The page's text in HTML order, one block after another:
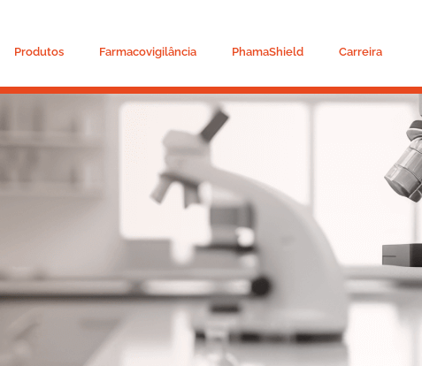
Produtos Farmacovigilância PhamaShield Carreira